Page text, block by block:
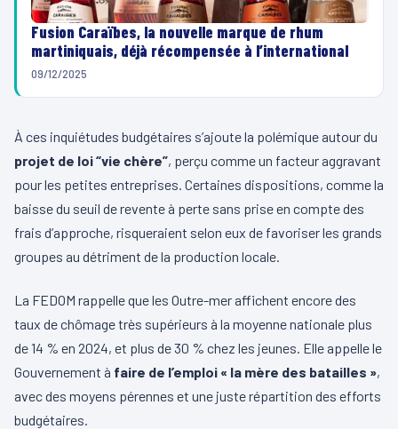
Fusion Caraïbes, la nouvelle marque de rhum
martiniquais, déjà récompensée à l’international
09/12/2025
À ces inquiétudes budgétaires s’ajoute la polémique autour du
projet de loi “vie chère”, perçu comme un facteur aggravant
pour les petites entreprises. Certaines dispositions, comme la
baisse du seuil de revente à perte sans prise en compte des
frais d’approche, risqueraient selon eux de favoriser les grands
groupes au détriment de la production locale.
La FEDOM rappelle que les Outre-mer affichent encore des
taux de chômage très supérieurs à la moyenne nationale plus
de 14 % en 2024, et plus de 30 % chez les jeunes. Elle appelle le
Gouvernement à faire de l’emploi « la mère des batailles »,
avec des moyens pérennes et une juste répartition des efforts
budgétaires.